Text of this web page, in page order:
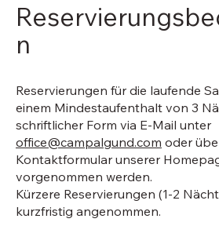
n
Reservierungen für die laufende
einem Mindestaufenthalt von 3
schriftlicher Form via E-Mail unter
office@campalgund.com oder
Kontaktformular unserer
vorgenommen werden.
Kürzere Reservierungen (1-2
kurzfristig angenommen.